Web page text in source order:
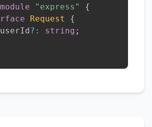
module "express"
{
Request
{
? : string ;